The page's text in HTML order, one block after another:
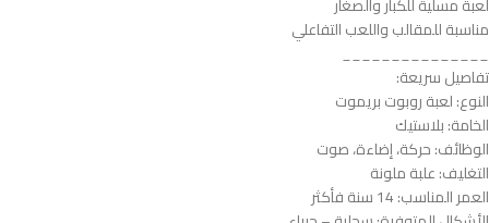
مناسبة للمقالب واللعب التفاعلي
_______________
تفاصيل سريعة:
النوع: لعبة روبوت بريموت
الخامة: بلاستيك
الوظائف: حركة، إضاءة، صوت
التغليف: علبة ملونة
العمر المناسب: 14 سنة فأكثر